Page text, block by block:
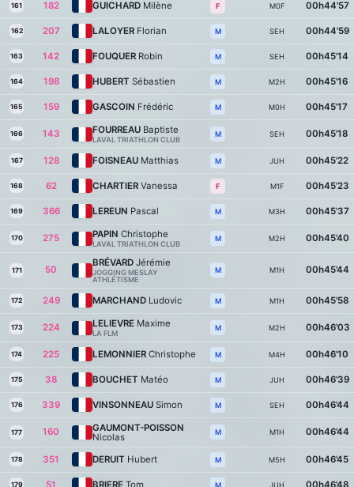
161 182 GUICHARD Milène F M0F 00h44'57
162 207 LALOYER Florian M SEH 00h44'59
163 142 FOUQUER Robin M SEH 00h45'14
164 198 HUBERT Sébastien M M2H 00h45'16
165 159 GASCOIN Frédéric M M0H 00h45'17
166 143 FOURREAU Baptiste
LAVAL TRIATHLON CLUB
M SEH 00h45'18
167 128 FOISNEAU Matthias M JUH 00h45'22
168 62 CHARTIER Vanessa F M1F 00h45'23
169 366 LEREUN Pascal M M3H 00h45'37
170 275 PAPIN Christophe
LAVAL TRIATHLON CLUB
M M2H 00h45'40
171 50
BRÉVARD Jérémie
JOGGING MESLAY
ATHLÉTISME
M M1H 00h45'44
172 249 MARCHAND Ludovic M M1H 00h45'58
173 224 LELIEVRE Maxime
LA FLM
M M2H 00h46'03
174 225 LEMONNIER Christophe M M4H 00h46'10
175 38 BOUCHET Matéo M JUH 00h46'39
176 339 VINSONNEAU Simon M SEH 00h46'44
177 160
GAUMONT-POISSON
Nicolas
M M1H 00h46'44
178 351 DERUIT Hubert M M5H 00h46'45
179 51 BRIERE Tom M JUH 00h46'48